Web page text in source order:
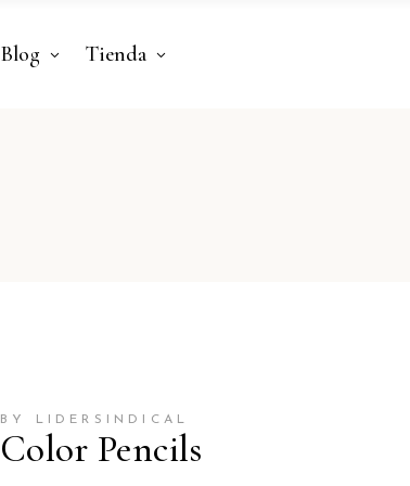
Blog Tienda
BY LIDERSINDICAL
Color Pencils